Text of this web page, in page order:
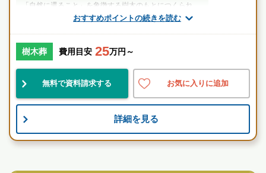
おすすめポイントの続きを読む
「自然に還ること」を象徴する樹木のもとにつくられ
た、代々受け継いでいく（承継）ことを前提としないお
好立地 設備良 宗教不問
お墓のことなら何でもご相談ください
霊園墓地のプロフェッショナルが無料でご案内いたしま
樹木葬 費用目安 25万円～
無料で資料請求する お気に入りに追加
詳細を見る